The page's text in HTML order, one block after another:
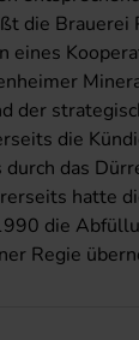
die Brauerei
eines
der
die
das
hatte
die
Regie